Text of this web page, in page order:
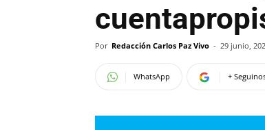
Por Redacción Carlos Paz Vivo - 29 junio,
WhatsApp +